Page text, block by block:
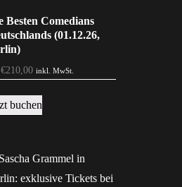
Besten Comedians
(01.12.26,
€210,00 inkl. MwSt.
buchen